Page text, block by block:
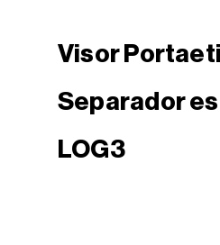
Visor
Separador
LOG3